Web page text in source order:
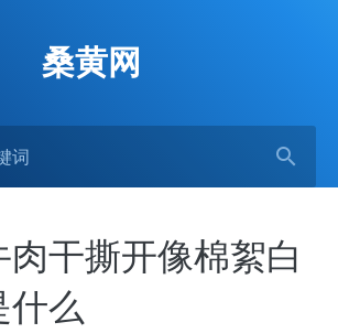
桑黄网
肉干撕开像棉絮白
什么